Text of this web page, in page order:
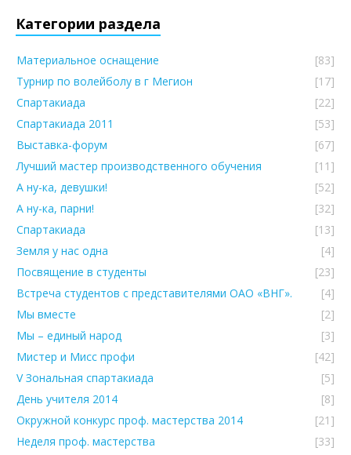
Категории раздела
Материальное оснащение
[83]
Турнир по волейболу в г Мегион
[17]
Спартакиада
[22]
Спартакиада 2011
[53]
Выставка-форум
[67]
Лучший мастер производственного обучения
[11]
А ну-ка, девушки!
[52]
А ну-ка, парни!
[32]
Спартакиада
[13]
Земля у нас одна
[4]
Посвящение в студенты
[23]
Встреча студентов с представителями ОАО «ВНГ».
[4]
Мы вместе
[2]
Мы – единый народ
[3]
Мистер и Мисс профи
[42]
V Зональная спартакиада
[5]
День учителя 2014
[8]
Окружной конкурс проф. мастерства 2014
[21]
Неделя проф. мастерства
[33]